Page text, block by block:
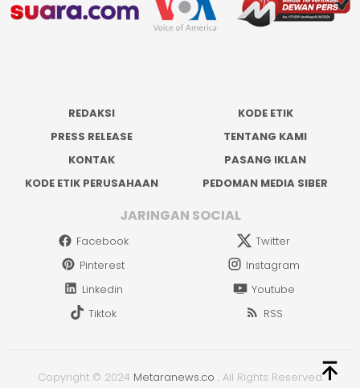
REDAKSI
KODE ETIK
PRESS RELEASE
TENTANG KAMI
KONTAK
PASANG IKLAN
KODE ETIK PERUSAHAAN
PEDOMAN MEDIA SIBER
JARINGAN SOCIAL
Facebook
Twitter
Pinterest
Instagram
Linkedin
Youtube
Tiktok
RSS
Copyright © 2024 Metaranews.co . All Rights Reserved